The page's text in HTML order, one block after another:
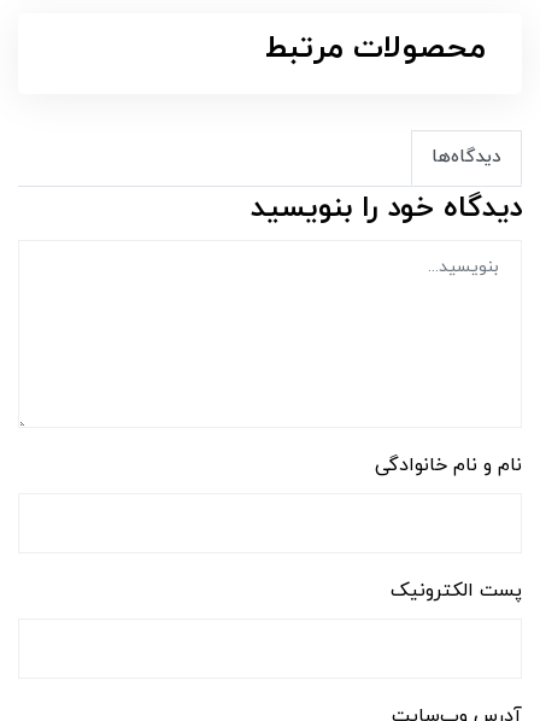
محصولات مرتبط
دیدگاه‌ها
دیدگاه خود را بنویسید
نام و نام خانوادگی
پست الکترونیک